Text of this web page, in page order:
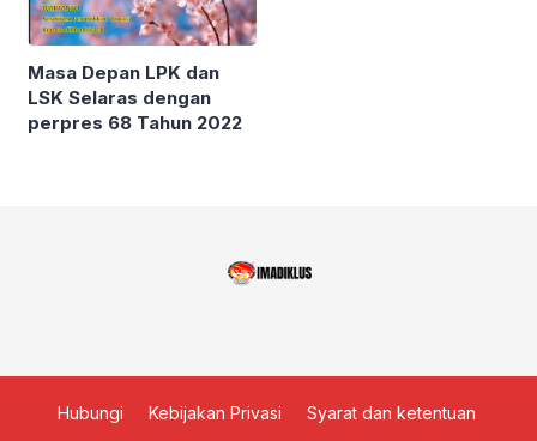
Masa Depan LPK dan
LSK Selaras dengan
perpres 68 Tahun 2022
Hubungi Kebijakan Privasi
Syarat dan ketentuan